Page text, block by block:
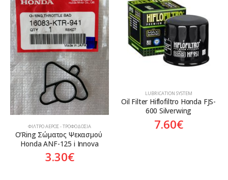
Aftermarket Aftermarket
Genuine
Γνήσιο
Γνήσιο
ΦΊΛΤΡΟ ΑΈΡΟΣ - ΤΡΟΦΟΔΟΣΊΑ
O’Ring Σώματος Ψεκασμού
Honda ANF-125 i Innova
3.30€
LUBRICATION SYSTEM
Oil Filter Hiflofiltro Honda FJS-
600 Silverwing
7.60€